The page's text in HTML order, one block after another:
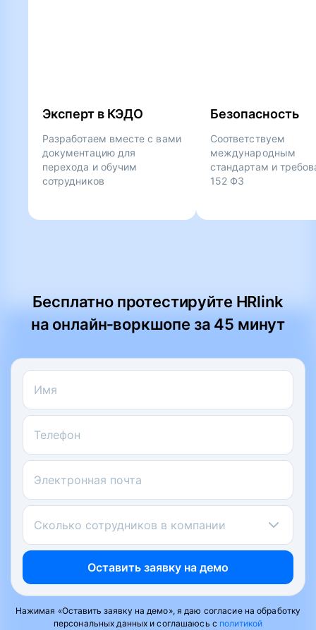
Эксперт в КЭДО
Разработаем вместе с вами
документацию для
перехода и обучим
сотрудников
Безопасность
Соответствуем
международным
стандартам и
152 ФЗ
Бесплатно протестируйте HRlink
на онлайн‑воркшопе за 45 минут
Имя
Телефон
Электронная почта
Сколько сотрудников в компании
Оставить заявку на демо
Нажимая «Оставить заявку на демо», я даю согласие на обработку
персональных данных и соглашаюсь с политикой